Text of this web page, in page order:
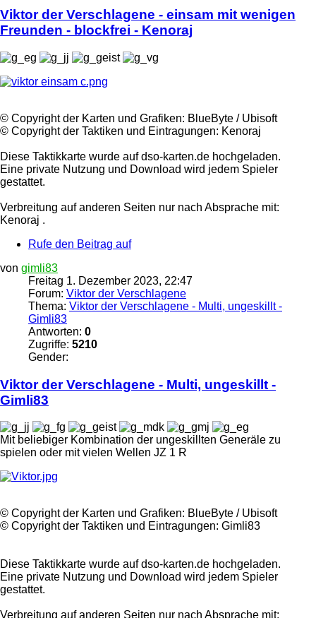
ViktorderVerschlagene - einsam mit wenigen
Freunden - blockfrei - Kenoraj
©️ Copyright der Karten und Grafiken: BlueByte / Ubisoft
©️ Copyright der Taktiken und Eintragungen: Kenoraj
Diese Taktikkarte wurde auf dso-karten.de hochgeladen.
Eine private Nutzung und Download wird jedem Spieler
gestattet.
Verbreitung auf anderen Seiten nur nach Absprache mit:
Kenoraj .
Rufe den Beitrag auf
von gimli83
Freitag 1. Dezember 2023, 22:47
Forum: Viktor der Verschlagene
Thema: Viktor der Verschlagene - Multi, ungeskillt -
Gimli83
Antworten: 0
Zugriffe: 5210
Gender:
ViktorderVerschlagene - Multi, ungeskillt -
Gimli83
Mit beliebiger Kombination der ungeskillten Generäle zu
spielen oder mit vielen Wellen JZ 1 R
©️ Copyright der Karten und Grafiken: BlueByte / Ubisoft
©️ Copyright der Taktiken und Eintragungen: Gimli83
Diese Taktikkarte wurde auf dso-karten.de hochgeladen.
Eine private Nutzung und Download wird jedem Spieler
gestattet.
Verbreitung auf anderen Seiten nur nach Absprache mit: